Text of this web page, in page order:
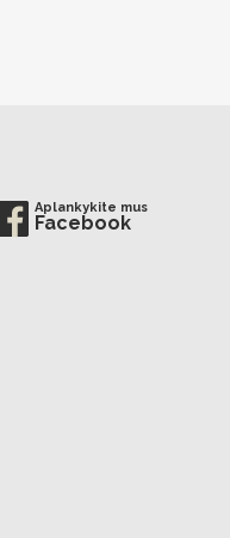
Aplankykite mus
Facebook